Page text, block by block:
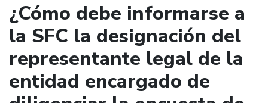
¿Cómo debe informarse a
la SFC la designación del
representante legal de la
entidad encargado de